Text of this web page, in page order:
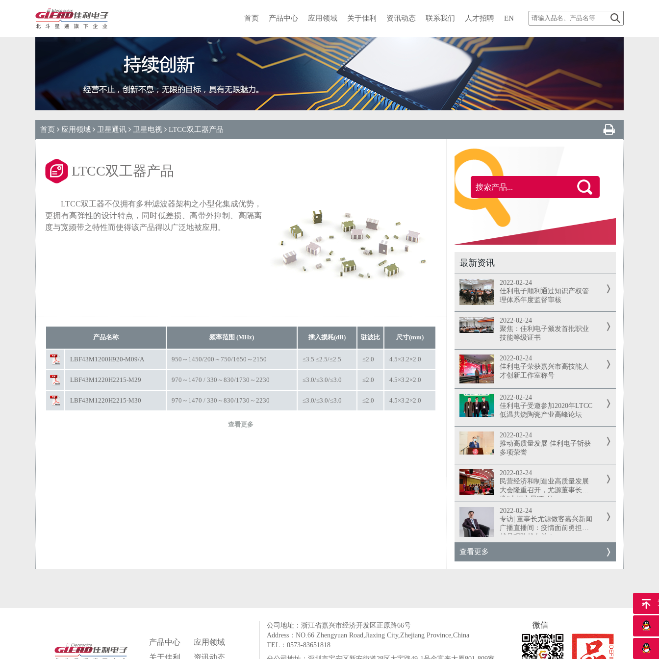
首页 产品中心 应用领域 关于佳利 资讯动态 联系我们 人才招聘 EN
首页 应用领域 卫星通讯 卫星电视 LTCC双工器产品
LTCC双工器产品
LTCC双工器不仅拥有多种滤波器架构之小型化集成优势，
更拥有高弹性的设计特点，同时低差损、高带外抑制、高隔离
度与宽频带之特性而使得该产品得以广泛地被应用。
产品名称 频率范围 (MHz) 插入损耗(dB) 驻波比 尺寸(mm)
LBF43M1200H920-M09/A 950～1450/200～750/1650～2150 ≤3.5 ≤2.5/≤2.5 ≤2.0 4.5×3.2×2.0
LBF43M1220H2215-M29 970～1470 / 330～830/1730～2230 ≤3.0/≤3.0/≤3.0 ≤2.0 4.5×3.2×2.0
LBF43M1220H2215-M30 970～1470 / 330～830/1730～2230 ≤3.0/≤3.0/≤3.0 ≤2.0 4.5×3.2×2.0
查看更多
最新资讯
2022-02-24
佳利电子顺利通过知识产权管
理体系年度监督审核
2022-02-24
聚焦：佳利电子颁发首批职业
技能等级证书
2022-02-24
佳利电子荣获嘉兴市高技能人
才创新工作室称号
2022-02-24
佳利电子受邀参加2020年LTCC
低温共烧陶瓷产业高峰论坛
2022-02-24
推动高质量发展 佳利电子斩获
多项荣誉
2022-02-24
民营经济和制造业高质量发展
大会隆重召开，尤源董事长荣
膺“火炬之星”称号
2022-02-24
专访| 董事长尤源做客嘉兴新闻
广播直播间：疫情面前勇担当
越是艰险越向前！
查看更多
产品中心
应用领域
关于佳利
资讯动态
公司地址：浙江省嘉兴市经济开发区正原路66号
Address：NO.66 Zhengyuan Road,Jiaxing City,Zhejiang Province,China
TEL：0573-83651818
微信